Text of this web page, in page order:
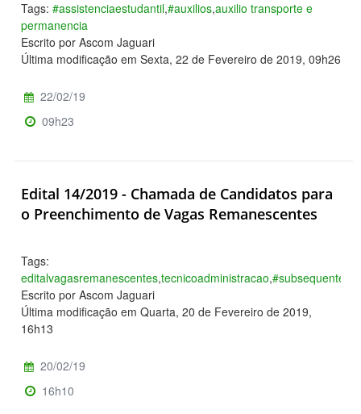
Tags: #assistenciaestudantil,#auxilios,auxilio transporte e
permanencia
Escrito por Ascom Jaguari
Última modificação em Sexta, 22 de Fevereiro de 2019, 09h26
22/02/19
09h23
Edital 14/2019 - Chamada de Candidatos para
o Preenchimento de Vagas Remanescentes
Tags:
editalvagasremanescentes,tecnicoadministracao,#subsequente
Escrito por Ascom Jaguari
Última modificação em Quarta, 20 de Fevereiro de 2019,
16h13
20/02/19
16h10